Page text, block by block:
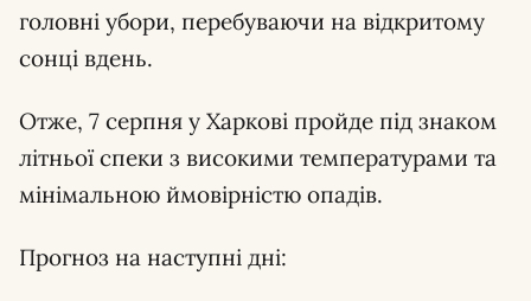
головні убори, перебуваючи на відкритому
сонці вдень.
Отже, 7 серпня у Харкові пройде під знаком
літньої спеки з високими температурами та
мінімальною ймовірністю опадів.
Прогноз на наступні дні: